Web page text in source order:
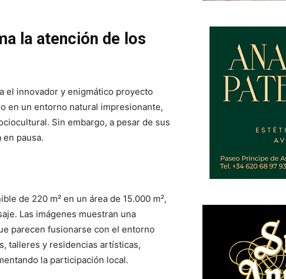
la atención de los
el innovador y enigmático proyecto
en un entorno natural impresionante,
Sin embargo, a pesar de sus
pausa.
de 220 m² en un área de 15.000 m²,
Las imágenes muestran una
parecen fusionarse con el entorno
talleres y residencias artísticas,
la participación local.